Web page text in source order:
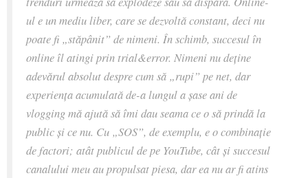
ul e un mediu liber, care se dezvoltă constant, deci nu
poate fi „stăpânit” de nimeni. În schimb, succesul în
online îl atingi prin trial&error. Nimeni nu deține
adevărul absolut despre cum să „rupi” pe net, dar
experiența acumulată de-a lungul a șase ani de
vlogging mă ajută să îmi dau seama ce o să prindă la
public și ce nu. Cu „SOS”, de exemplu, e o combinație
de factori; atât publicul de pe YouTube, cât și succesul
canalului meu au propulsat piesa, dar ea nu ar fi atins